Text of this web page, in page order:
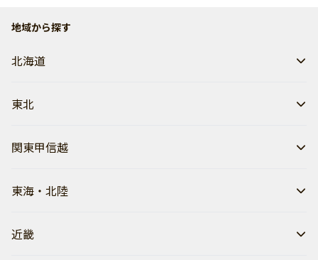
地域から探す
北海道
東北
関東甲信越
東海・北陸
近畿